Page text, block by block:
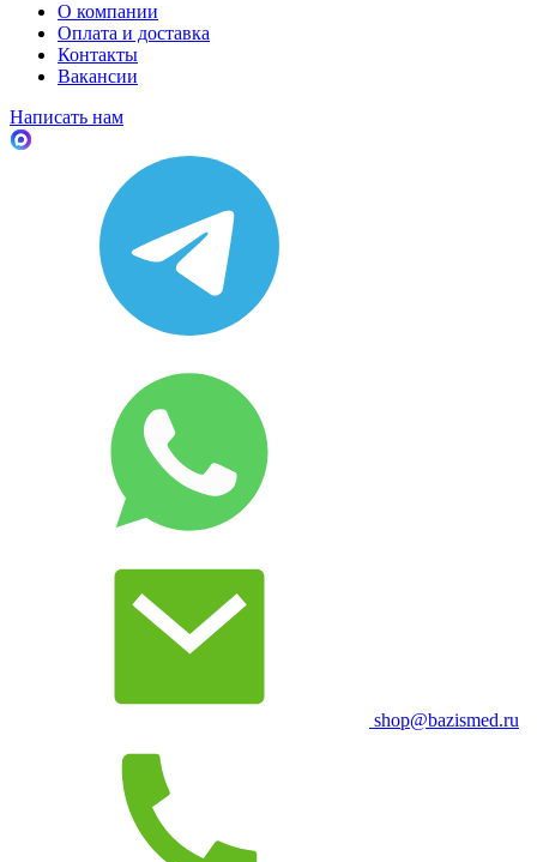
О компании
Оплата и доставка
Контакты
Вакансии
Написать нам
shop@bazismed.ru